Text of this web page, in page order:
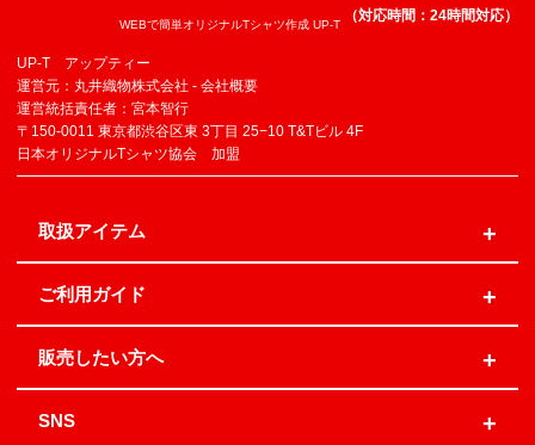
WEBで簡単オリジナルTシャツ作成 UP-T
（対応時間：24時間対応）
UP-T アップティー
運営元：丸井織物株式会社 - 会社概要
運営統括責任者：宮本智行
〒150-0011 東京都渋谷区東 3丁目 25−10 T&Tビル 4F
日本オリジナルTシャツ協会 加盟
取扱アイテム
ご利用ガイド
販売したい方へ
SNS